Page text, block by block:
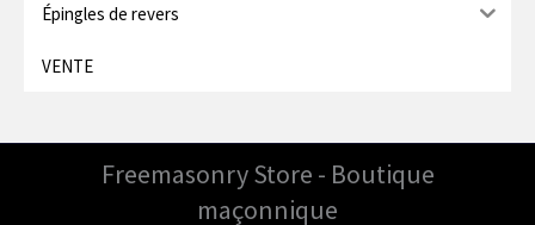
Épingles de revers
VENTE
Freemasonry Store - Boutique
maçonnique